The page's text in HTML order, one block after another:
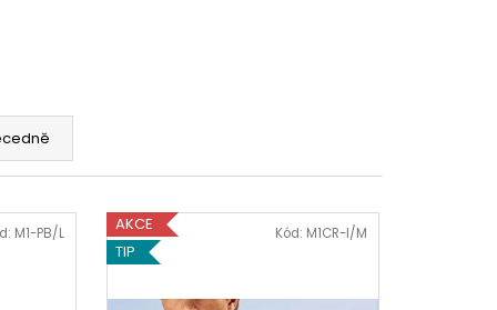
M1-PB/L
AKCE
TIP
Kód: M1CR-I/M